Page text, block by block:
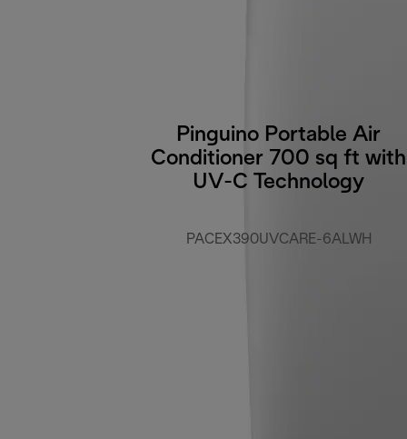
Pinguino Portable Air
Conditioner 700 sq ft with
UV-C Technology
PACEX390UVCARE-6ALWH